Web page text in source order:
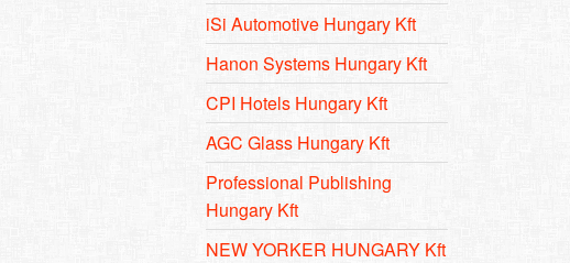
iSi Automotive Hungary Kft
Hanon Systems Hungary Kft
CPI Hotels Hungary Kft
AGC Glass Hungary Kft
Professional Publishing
Hungary Kft
NEW YORKER HUNGARY Kft